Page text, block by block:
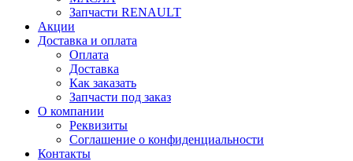
Запчасти RENAULT
Акции
Доставка и оплата
Оплата
Доставка
Как заказать
Запчасти под заказ
О компании
Реквизиты
Соглашение о конфиденциальности
Контакты